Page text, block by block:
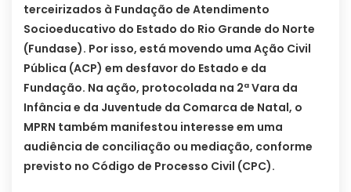
terceirizados à Fundação de Atendimento
Socioeducativo do Estado do Rio Grande do Norte
(Fundase). Por isso, está movendo uma Ação Civil
Pública (ACP) em desfavor do Estado e da
Fundação. Na ação, protocolada na 2ª Vara da
Infância e da Juventude da Comarca de Natal, o
MPRN também manifestou interesse em uma
audiência de conciliação ou mediação, conforme
previsto no Código de Processo Civil (CPC).